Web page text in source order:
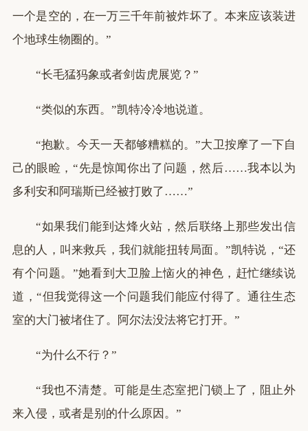
一个是空的，在一万三千年前被炸坏了。本来应该装进
个地球生物圈的。”
“长毛猛犸象或者剑齿虎展览？”
“类似的东西。”凯特冷冷地说道。
“抱歉。今天一天都够糟糕的。”大卫按摩了一下自
己的眼睑，“先是惊闻你出了问题，然后……我本以为
多利安和阿瑞斯已经被打败了……”
“如果我们能到达烽火站，然后联络上那些发出信
息的人，叫来救兵，我们就能扭转局面。”凯特说，“还
有个问题。”她看到大卫脸上恼火的神色，赶忙继续说
道，“但我觉得这一个问题我们能应付得了。通往生态
室的大门被堵住了。阿尔法没法将它打开。”
“为什么不行？”
“我也不清楚。可能是生态室把门锁上了，阻止外
来入侵，或者是别的什么原因。”